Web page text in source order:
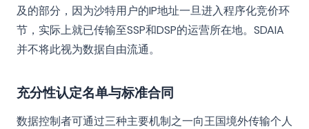
及的部分，因为沙特用户的IP地址一旦进入程序化竞价环
节，实际上就已传输至SSP和DSP的运营所在地。SDAIA
并不将此视为数据自由流通。
充分性认定名单与标准合同
数据控制者可通过三种主要机制之一向王国境外传输个人